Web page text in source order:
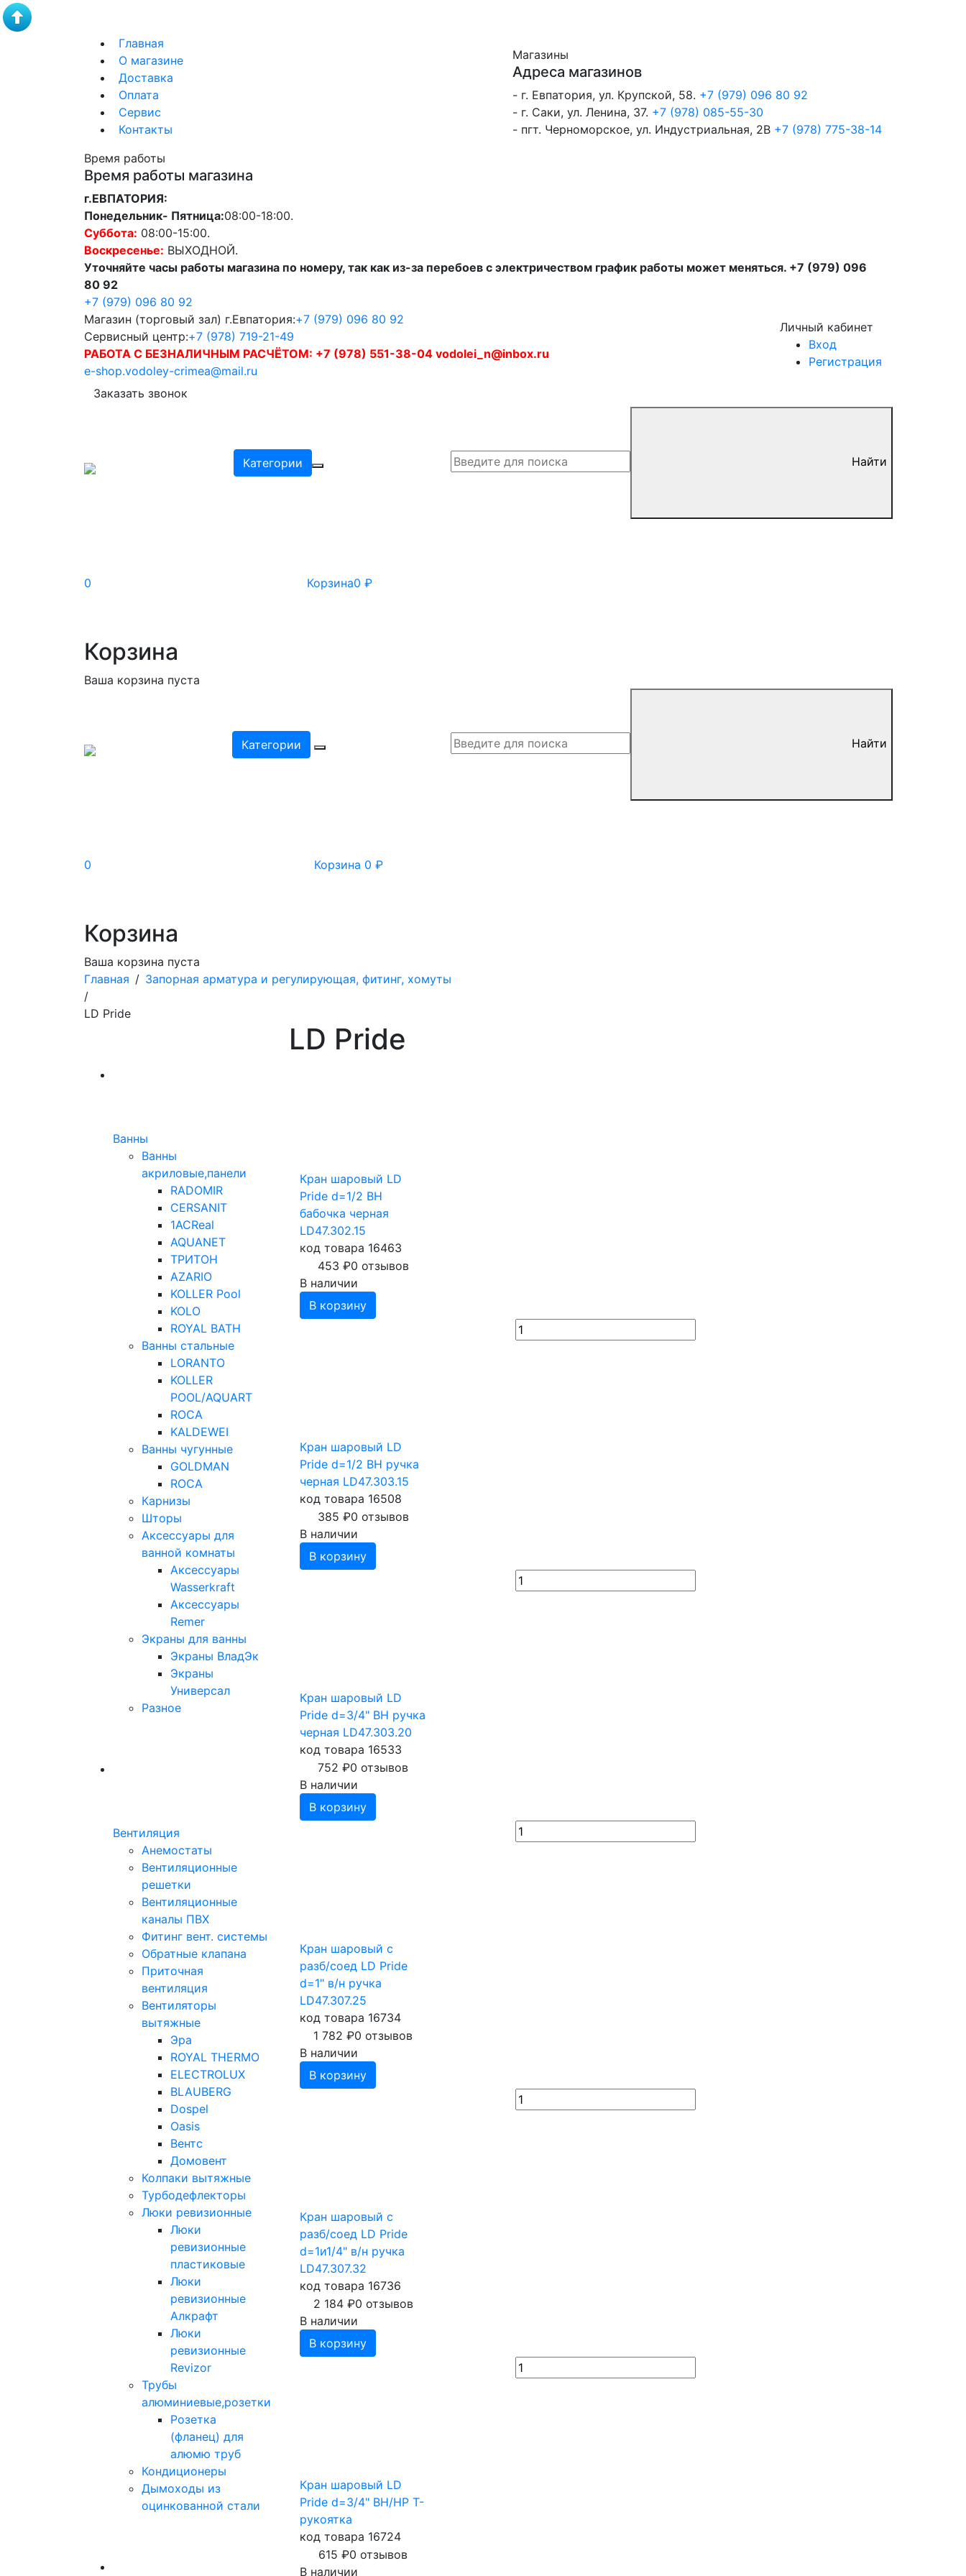
Главная
О магазине
Доставка
Оплата
Сервис
Контакты
Магазины
Адреса магазинов
- г. Евпатория, ул. Крупской, 58. +7 (979) 096 80 92
- г. Саки, ул. Ленина, 37. +7 (978) 085-55-30
- пгт. Черноморское, ул. Индустриальная, 2В +7 (978) 775-38-14
Время работы
Время работы магазина
г.ЕВПАТОРИЯ:
Понедельник- Пятница:08:00-18:00.
Суббота: 08:00-15:00.
Воскресенье: ВЫХОДНОЙ.
Уточняйте часы работы магазина по номеру, так как из-за перебоев с электричеством график работы может меняться. +7 (979) 096
80 92
+7 (979) 096 80 92
Магазин (торговый зал) г.Евпатория:+7 (979) 096 80 92
Сервисный центр:+7 (978) 719-21-49
РАБОТА С БЕЗНАЛИЧНЫМ РАСЧЁТОМ: +7 (978) 551-38-04 vodolei_n@inbox.ru
e-shop.vodoley-crimea@mail.ru
Заказать звонок
Личный кабинет
Вход
Регистрация
Категории Найти
0 Корзина0 ₽
Корзина
Ваша корзина пуста
Категории Найти
0 Корзина 0 ₽
Корзина
Ваша корзина пуста
Главная / Запорная арматура и регулирующая, фитинг, хомуты
/
LD Pride
Ванны
Ванны
акриловые,панели
RADOMIR
CERSANIT
1ACReal
AQUANET
ТРИТОН
AZARIO
KOLLER Pool
KOLO
ROYAL BATH
Ванны стальные
LORANTO
KOLLER
POOL/AQUART
ROCA
KALDEWEI
Ванны чугунные
GOLDMAN
ROCA
Карнизы
Шторы
Аксессуары для
ванной комнаты
Аксессуары
Wasserkraft
Аксессуары
Remer
Экраны для ванны
Экраны ВладЭк
Экраны
Универсал
Разное
Вентиляция
Анемостаты
Вентиляционные
решетки
Вентиляционные
каналы ПВХ
Фитинг вент. системы
Обратные клапана
Приточная
вентиляция
Вентиляторы
вытяжные
Эра
ROYAL THERMO
ELECTROLUX
BLAUBERG
Dospel
Oasis
Вентс
Домовент
Колпаки вытяжные
Турбодефлекторы
Люки ревизионные
Люки
ревизионные
пластиковые
Люки
ревизионные
Алкрафт
Люки
ревизионные
Revizor
Трубы
алюминиевые,розетки
Розетка
(фланец) для
алюмю труб
Кондиционеры
Дымоходы из
оцинкованной стали
LD Pride
Кран шаровый LD
Pride d=1/2 ВН
бабочка черная
LD47.302.15
код товара 16463
453 ₽0 отзывов
В наличии
В корзину
Кран шаровый LD
Pride d=1/2 ВН ручка
черная LD47.303.15
код товара 16508
385 ₽0 отзывов
В наличии
В корзину
Кран шаровый LD
Pride d=3/4" ВН ручка
черная LD47.303.20
код товара 16533
752 ₽0 отзывов
В наличии
В корзину
Кран шаровый с
разб/соед LD Pride
d=1" в/н ручка
LD47.307.25
код товара 16734
1 782 ₽0 отзывов
В наличии
В корзину
Кран шаровый с
разб/соед LD Pride
d=1и1/4" в/н ручка
LD47.307.32
код товара 16736
2 184 ₽0 отзывов
В наличии
В корзину
Кран шаровый LD
Pride d=3/4" ВН/НР T-
рукоятка
код товара 16724
615 ₽0 отзывов
В наличии